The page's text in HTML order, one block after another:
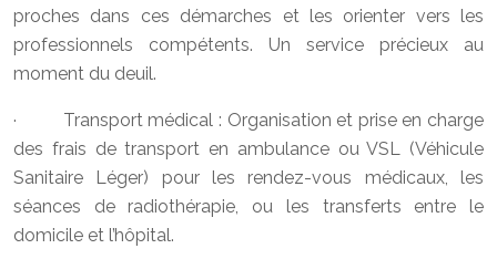
proches dans ces démarches et les orienter vers les
professionnels compétents. Un service précieux au
moment du deuil.
· Transport médical : Organisation et prise en charge
des frais de transport en ambulance ou VSL (Véhicule
Sanitaire Léger) pour les rendez-vous médicaux, les
séances de radiothérapie, ou les transferts entre le
domicile et l’hôpital.